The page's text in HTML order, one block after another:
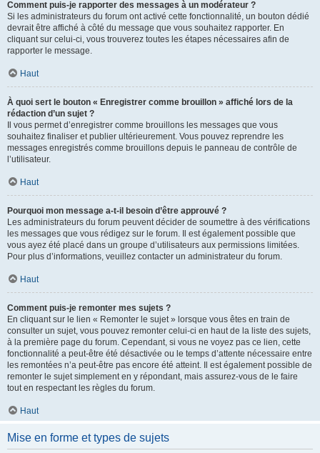
Comment puis-je rapporter des messages à un modérateur ?
Si les administrateurs du forum ont activé cette fonctionnalité, un bouton dédié
devrait être affiché à côté du message que vous souhaitez rapporter. En
cliquant sur celui-ci, vous trouverez toutes les étapes nécessaires afin de
rapporter le message.
Haut
À quoi sert le bouton « Enregistrer comme brouillon » affiché lors de la
rédaction d’un sujet ?
Il vous permet d’enregistrer comme brouillons les messages que vous
souhaitez finaliser et publier ultérieurement. Vous pouvez reprendre les
messages enregistrés comme brouillons depuis le panneau de contrôle de
l’utilisateur.
Haut
Pourquoi mon message a-t-il besoin d’être approuvé ?
Les administrateurs du forum peuvent décider de soumettre à des vérifications
les messages que vous rédigez sur le forum. Il est également possible que
vous ayez été placé dans un groupe d’utilisateurs aux permissions limitées.
Pour plus d’informations, veuillez contacter un administrateur du forum.
Haut
Comment puis-je remonter mes sujets ?
En cliquant sur le lien « Remonter le sujet » lorsque vous êtes en train de
consulter un sujet, vous pouvez remonter celui-ci en haut de la liste des sujets,
à la première page du forum. Cependant, si vous ne voyez pas ce lien, cette
fonctionnalité a peut-être été désactivée ou le temps d’attente nécessaire entre
les remontées n’a peut-être pas encore été atteint. Il est également possible de
remonter le sujet simplement en y répondant, mais assurez-vous de le faire
tout en respectant les règles du forum.
Haut
Mise en forme et types de sujets